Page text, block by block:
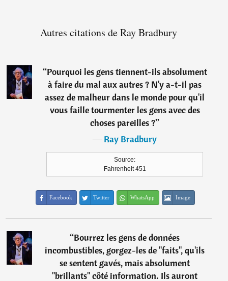
Autres citations de Ray Bradbury
“Pourquoi les gens tiennent-ils absolument
à faire du mal aux autres ? N'y a-t-il pas
assez de malheur dans le monde pour qu'il
vous faille tourmenter les gens avec des
choses pareilles ?”
―Ray Bradbury
Source:
Fahrenheit 451
Facebook Twitter WhatsApp Image
“Bourrez les gens de données
incombustibles, gorgez-les de "faits", qu'ils
se sentent gavés, mais absolument
"brillants" côté information. Ils auront